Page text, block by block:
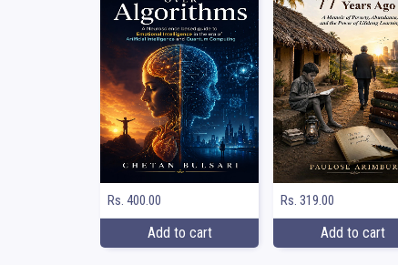
Rs. 400.00
Add to cart
Rs. 319.00
Add to cart